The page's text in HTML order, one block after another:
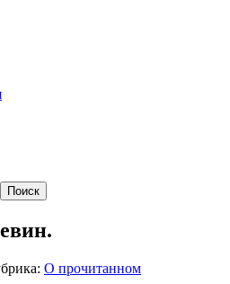
О прочитанном